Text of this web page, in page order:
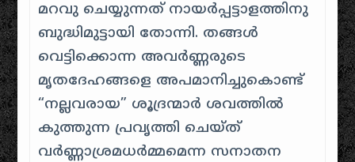
മറവു ചെയ്യുന്നത് നായർപ്പട്ടാളത്തിനു
ബുദ്ധിമുട്ടായി തോന്നി. തങ്ങൾ
വെട്ടിക്കൊന്ന അവർണ്ണരുടെ
മൃതദേഹങ്ങളെ അപമാനിച്ചുകൊണ്ട്
“നല്ലവരായ” ശൂദ്രന്മാർ ശവത്തിൽ
കുത്തുന്ന പ്രവൃത്തി ചെയ്ത്
വർണ്ണാശ്രമധർമ്മമെന്ന സനാതന